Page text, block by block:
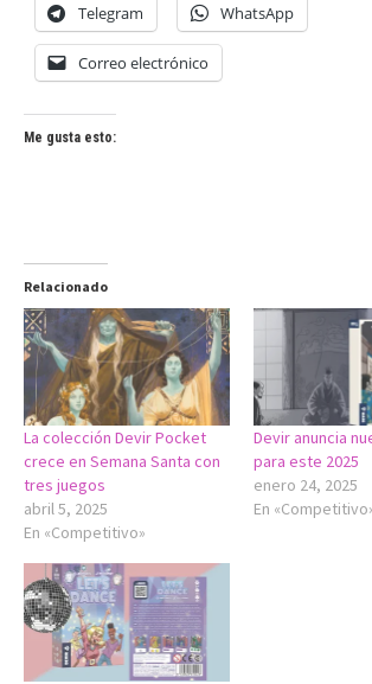
Telegram WhatsApp
Correo electrónico
Me gusta esto:
Relacionado
La colección Devir Pocket
crece en Semana Santa con
tres juegos
abril 5, 2025
En «Competitivo»
Devir anuncia
para este 2025
enero 24, 2025
En